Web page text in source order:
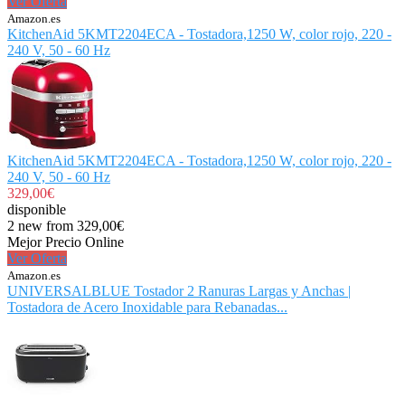
Amazon.es
KitchenAid 5KMT2204ECA - Tostadora,1250 W, color rojo, 220 -
240 V, 50 - 60 Hz
KitchenAid 5KMT2204ECA - Tostadora,1250 W, color rojo, 220 -
240 V, 50 - 60 Hz
329,00€
disponible
2 new from 329,00€
Mejor Precio Online
Ver Oferta
Amazon.es
UNIVERSALBLUE Tostador 2 Ranuras Largas y Anchas |
Tostadora de Acero Inoxidable para Rebanadas...